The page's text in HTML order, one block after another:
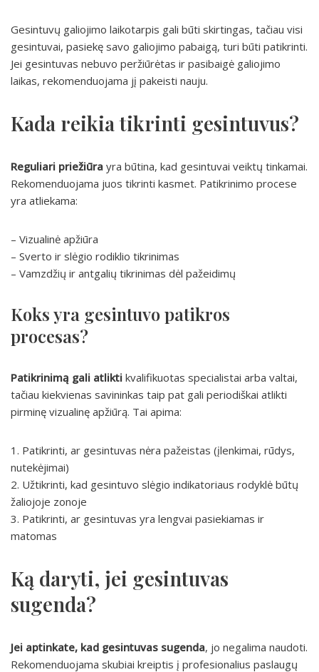
Gesintuvų galiojimo laikotarpis gali būti skirtingas, tačiau visi
gesintuvai, pasiekę savo galiojimo pabaigą, turi būti patikrinti.
Jei gesintuvas nebuvo peržiūrėtas ir pasibaigė galiojimo
laikas, rekomenduojama jį pakeisti nauju.
Kada reikia tikrinti gesintuvus?
Reguliari priežiūra yra būtina, kad gesintuvai veiktų tinkamai.
Rekomenduojama juos tikrinti kasmet. Patikrinimo procese
yra atliekama:
– Vizualinė apžiūra
– Sverto ir slėgio rodiklio tikrinimas
– Vamzdžių ir antgalių tikrinimas dėl pažeidimų
Koks yra gesintuvo patikros
procesas?
Patikrinimą gali atlikti kvalifikuotas specialistai arba valtai,
tačiau kiekvienas savininkas taip pat gali periodiškai atlikti
pirminę vizualinę apžiūrą. Tai apima:
1. Patikrinti, ar gesintuvas nėra pažeistas (įlenkimai, rūdys,
nutekėjimai)
2. Užtikrinti, kad gesintuvo slėgio indikatoriaus rodyklė būtų
žaliojoje zonoje
3. Patikrinti, ar gesintuvas yra lengvai pasiekiamas ir
matomas
Ką daryti, jei gesintuvas
sugenda?
Jei aptinkate, kad gesintuvas sugenda, jo negalima naudoti.
Rekomenduojama skubiai kreiptis į profesionalius paslaugų